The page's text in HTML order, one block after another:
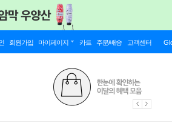
회원가입 마이페이지 카트 주문/배송 고객센터